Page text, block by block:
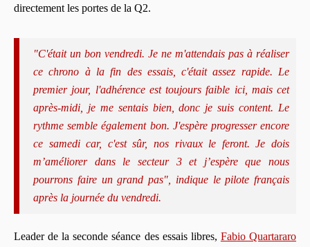
directement les portes de la Q2.
"C'était un bon vendredi. Je ne m'attendais pas à réaliser
ce chrono à la fin des essais, c'était assez rapide. Le
premier jour, l'adhérence est toujours faible ici, mais cet
après-midi, je me sentais bien, donc je suis content. Le
rythme semble également bon. J'espère progresser encore
ce samedi car, c'est sûr, nos rivaux le feront. Je dois
m’améliorer dans le secteur 3 et j’espère que nous
pourrons faire un grand pas", indique le pilote français
après la journée du vendredi.
Leader de la seconde séance des essais libres, Fabio Quartararo